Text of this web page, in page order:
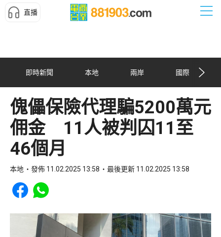
直播
即時新聞 本地 兩岸 國際
傀儡保險代理騙5200萬元
佣金 11人被判囚11至
46個月
本地 發佈 11.02.2025 13:58 最後更新 11.02.2025 13:58
Share to Facebook
Share to WhatsApp